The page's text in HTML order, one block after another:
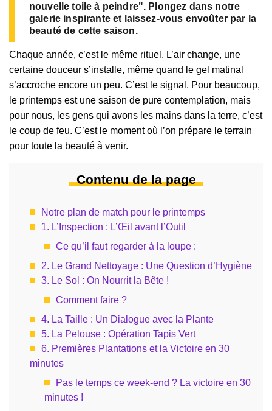
nouvelle toile à peindre". Plongez dans notre
galerie inspirante et laissez-vous envoûter par la
beauté de cette saison.
Chaque année, c’est le même rituel. L’air change, une
certaine douceur s’installe, même quand le gel matinal
s’accroche encore un peu. C’est le signal. Pour beaucoup,
le printemps est une saison de pure contemplation, mais
pour nous, les gens qui avons les mains dans la terre, c’est
le coup de feu. C’est le moment où l’on prépare le terrain
pour toute la beauté à venir.
Contenu de la page
Notre plan de match pour le printemps
1. L’Inspection : L’Œil avant l’Outil
Ce qu’il faut regarder à la loupe :
2. Le Grand Nettoyage : Une Question d’Hygiène
3. Le Sol : On Nourrit la Bête !
Comment faire ?
4. La Taille : Un Dialogue avec la Plante
5. La Pelouse : Opération Tapis Vert
6. Premières Plantations et la Victoire en 30
minutes
Pas le temps ce week-end ? La victoire en 30
minutes !